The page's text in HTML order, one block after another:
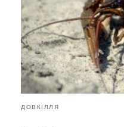
ДОВКІЛЛЯ